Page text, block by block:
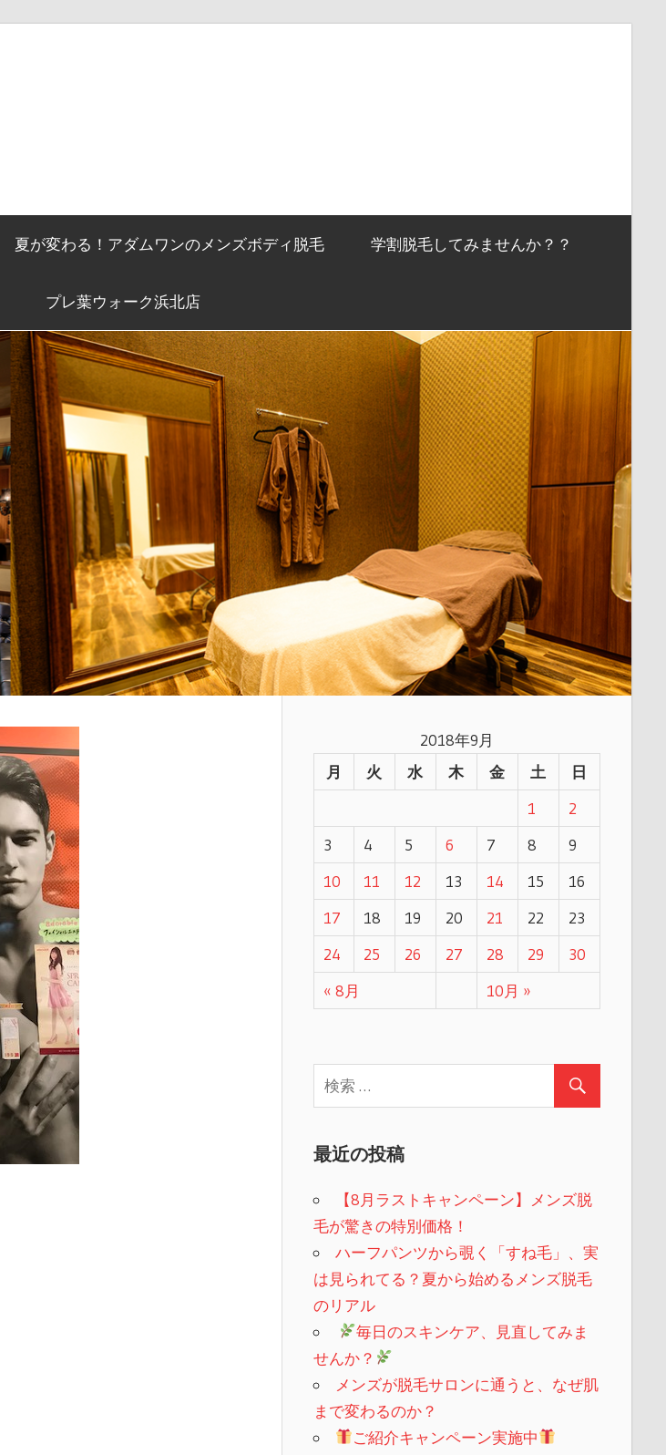
夏が変わる！アダムワンのメンズボディ脱毛 学割脱毛してみませんか？？
プレ葉ウォーク浜北店
2018年9月
月
火 水 木 金 土 日
« 8月 10月 »
1
2
3
4 5 6 7 8
9
10
11 12 13 14 15
16
17
18 19 20 21 22
23
24
25 26 27 28 29 30
最近の投稿
【8月ラストキャンペーン】メンズ脱
毛が驚きの特別価格！
ハーフパンツから覗く「すね毛」、実
は見られてる？夏から始めるメンズ脱毛
のリアル
毎日のスキンケア、見直してみま
せんか？
メンズが脱毛サロンに通うと、なぜ肌
まで変わるのか？
ご紹介キャンペーン実施中